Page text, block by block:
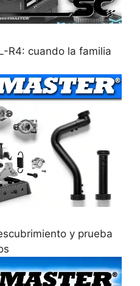
R4: cuando la familia
y prueba